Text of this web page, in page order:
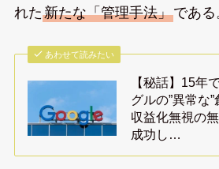
れた新たな「管理手法」である
あわせて読みたい
【秘話】15年
グルの”異常な”
収益化無視の
成功し…